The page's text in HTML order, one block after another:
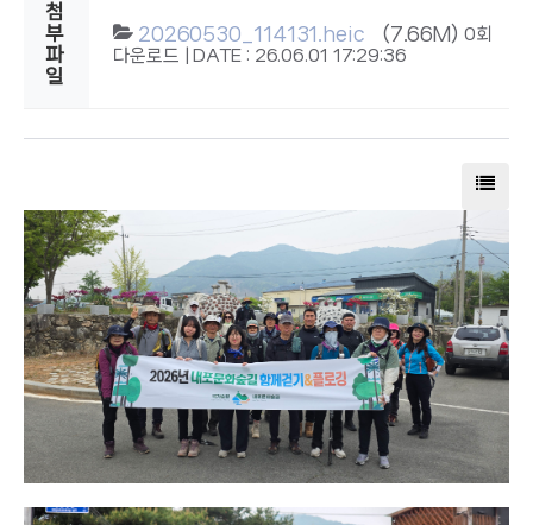
첨
부
파
일
20260530_114131.heic (7.66M) 0회
다운로드 | DATE : 26.06.01 17:29:36